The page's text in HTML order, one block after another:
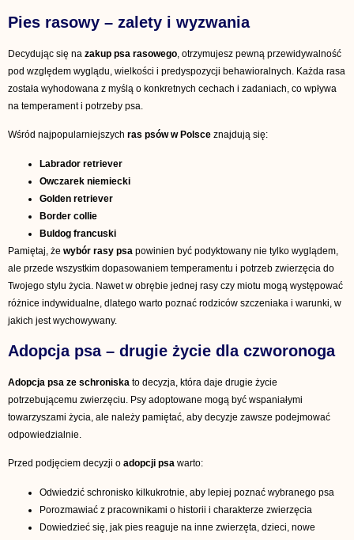
Pies rasowy – zalety i wyzwania
Decydując się na zakup psa rasowego, otrzymujesz pewną przewidywalność
pod względem wyglądu, wielkości i predyspozycji behawioralnych. Każda rasa
została wyhodowana z myślą o konkretnych cechach i zadaniach, co wpływa
na temperament i potrzeby psa.
Wśród najpopularniejszych ras psów w Polsce znajdują się:
Labrador retriever
Owczarek niemiecki
Golden retriever
Border collie
Buldog francuski
Pamiętaj, że wybór rasy psa powinien być podyktowany nie tylko wyglądem,
ale przede wszystkim dopasowaniem temperamentu i potrzeb zwierzęcia do
Twojego stylu życia. Nawet w obrębie jednej rasy czy miotu mogą występować
różnice indywidualne, dlatego warto poznać rodziców szczeniaka i warunki, w
jakich jest wychowywany.
Adopcja psa – drugie życie dla czworonoga
Adopcja psa ze schroniska to decyzja, która daje drugie życie
potrzebującemu zwierzęciu. Psy adoptowane mogą być wspaniałymi
towarzyszami życia, ale należy pamiętać, aby decyzje zawsze podejmować
odpowiedzialnie.
Przed podjęciem decyzji o adopcji psa warto:
Odwiedzić schronisko kilkukrotnie, aby lepiej poznać wybranego psa
Porozmawiać z pracownikami o historii i charakterze zwierzęcia
Dowiedzieć się, jak pies reaguje na inne zwierzęta, dzieci, nowe